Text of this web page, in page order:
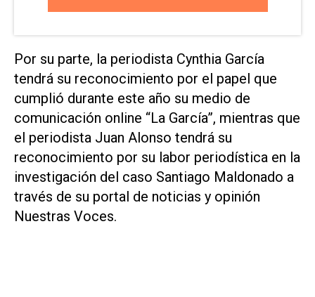
Por su parte, la periodista Cynthia García
tendrá su reconocimiento por el papel que
cumplió durante este año su medio de
comunicación online “La García”, mientras que
el periodista Juan Alonso tendrá su
reconocimiento por su labor periodística en la
investigación del caso Santiago Maldonado a
través de su portal de noticias y opinión
Nuestras Voces.